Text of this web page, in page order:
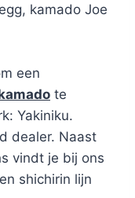
kamado Joe
een
te
Yakiniku.
dealer. Naast
vindt je bij ons
shichirin lijn